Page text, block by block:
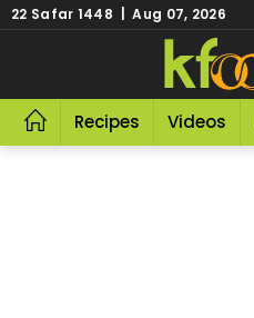
22 Safar 1448 | Aug 07, 2026
Recipes Videos